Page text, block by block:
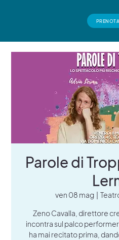
Parole di
ven 08 mag
Zeno Cavalla, direttore
incontra sul palco
ha mai recitato prima,